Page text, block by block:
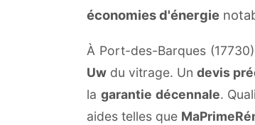
économies d'énergie
À Port-des-Barques
Uw du vitrage. Un devis
la garantie décennale.
aides telles que